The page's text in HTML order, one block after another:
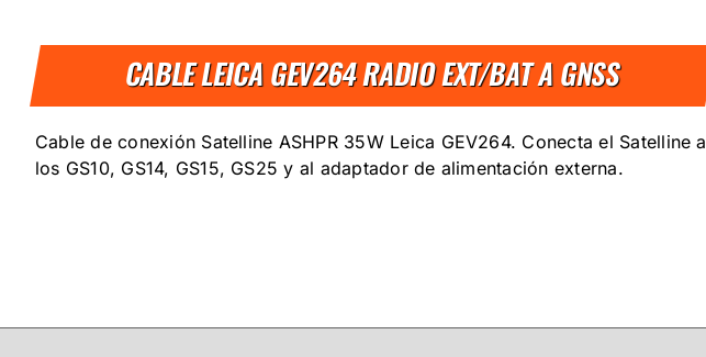
CABLE LEICA GEV264 RADIO EXT/BAT A GNSS
Cable de conexión Satelline ASHPR 35W Leica GEV264. Conecta el Satelline a
los GS10, GS14, GS15, GS25 y al adaptador de alimentación externa.